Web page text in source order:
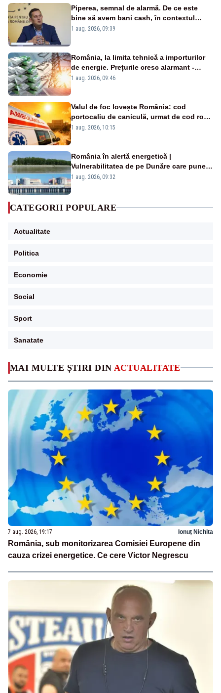
MAI MULTE ȘTIRI DIN ACTUALITATE
7 aug. 2026, 19:17 Ionuț Nichita
România, sub monitorizarea Comisiei Europene din
cauza crizei energetice. Ce cere Victor Negrescu
Piperea, semnal de alarmă. De ce este
bine să avem bani cash, în contextul
alertei energetice?
1 aug. 2026, 09:39
România, la limita tehnică a importurilor
de energie. Prețurile cresc alarmant -
Analiză Realitatea Plus
1 aug. 2026, 09:46
Valul de foc lovește România: cod
portocaliu de caniculă, urmat de cod roșu
duminică. Temperaturile urcă spre 40°C
1 aug. 2026, 10:15
România în alertă energetică |
Vulnerabilitatea de pe Dunăre care pune
în pericol Centrala Cernavodă era
1 aug. 2026, 09:32
CATEGORII POPULARE
Actualitate
Politica
Economie
Social
Sport
Sanatate